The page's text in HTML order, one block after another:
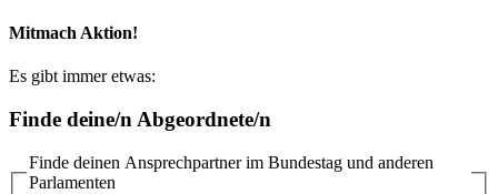
Mitmach Aktion!
Es gibt immer etwas:
Finde deine/n Abgeordnete/n
Finde deinen Ansprechpartner im Bundestag und anderen
Parlamenten